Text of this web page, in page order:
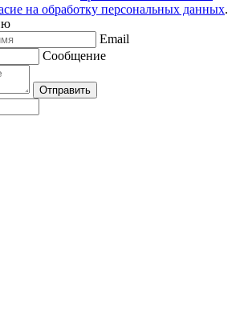
на обработку персональных данных.
Email
Сообщение
Отправить